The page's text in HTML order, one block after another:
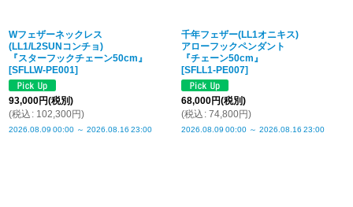
Wフェザーネックレス
(LL1/L2SUNコンチョ)
『スターフックチェーン50cm』
[SFLLW-PE001]
93,000円(税別)
(税込 : 102,300円)
2026.08.09 00:00 ～ 2026.08.16 23:00
千年フェザー(LL1オニキス)
アローフックペンダント
『チェーン50cm』
[SFLL1-PE007]
68,000円(税別)
(税込 : 74,800円)
2026.08.09 00:00 ～ 2026.08.16 23:00